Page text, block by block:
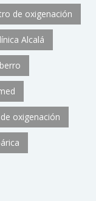
de oxigenación
Alcalá
oxigenación